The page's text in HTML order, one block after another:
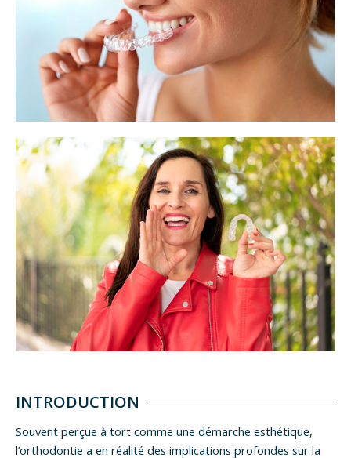
INTRODUCTION
Souvent perçue à tort comme une démarche esthétique,
l’orthodontie a en réalité des implications profondes sur la